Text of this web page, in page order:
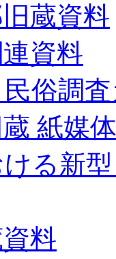
蔵資料
資料
俗調査
紙媒
る新
料